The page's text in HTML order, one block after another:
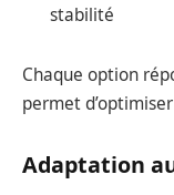
stabilité
Chaque option
permet
Adaptation